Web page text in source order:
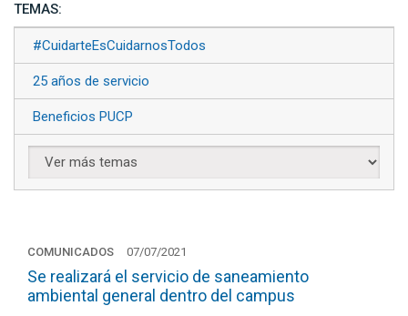
TEMAS:
#CuidarteEsCuidarnosTodos
25 años de servicio
Beneficios PUCP
COMUNICADOS 07/07/2021
Se realizará el servicio de saneamiento
ambiental general dentro del campus